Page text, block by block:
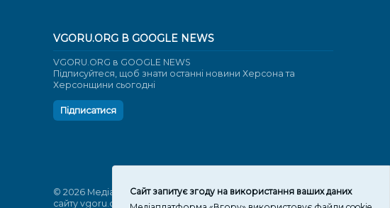
VGORU.ORG В GOOGLE NEWS
VGORU.ORG в GOOGLE NEWS
Підписуйтеся, щоб знати останні новини Херсона та
Херсонщини сьогодні
Підписатися
© 2026 Медіаплатформа "Вгору". Використання матеріалів
сайту vgoru.org лише за умови активного посилання на
Cайт запитує згоду на використання ваших даних